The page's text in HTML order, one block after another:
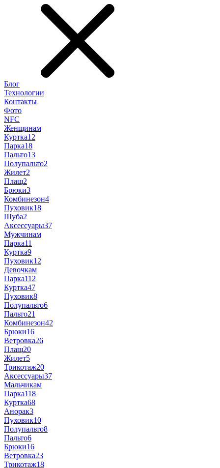
Блог
Технологии
Контакты
Фото
NFC
Женщинам
Куртка12
Парка18
Пальто13
Полупальто2
Жилет2
Плащ2
Брюки3
Комбинезон4
Пуховик18
Шуба2
Аксессуары37
Мужчинам
Парка11
Куртка9
Пуховик12
Девочкам
Парка112
Куртка47
Пуховик8
Полупальто6
Пальто21
Комбинезон42
Брюки16
Ветровка26
Плащ20
Жилет5
Трикотаж20
Аксессуары37
Мальчикам
Парка118
Куртка68
Анорак3
Пуховик10
Полупальто8
Пальто6
Брюки16
Ветровка23
Трикотаж18